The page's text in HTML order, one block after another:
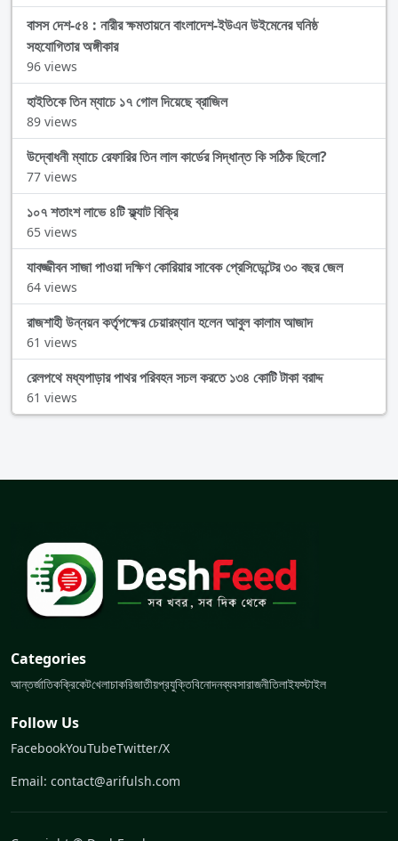
বাসস দেশ-৫৪ : নারীর ক্ষমতায়নে বাংলাদেশ-ইউএন উইমেনের ঘনিষ্ঠ
সহযোগিতার অঙ্গীকার
96 views
হাইতিকে তিন ম্যাচে ১৭ গোল দিয়েছে ব্রাজিল
89 views
উদ্বোধনী ম্যাচে রেফারির তিন লাল কার্ডের সিদ্ধান্ত কি সঠিক ছিলো?
77 views
১০৭ শতাংশ লাভে ৪টি ফ্ল্যাট বিক্রি
65 views
যাবজ্জীবন সাজা পাওয়া দক্ষিণ কোরিয়ার সাবেক প্রেসিডেন্টের ৩০ বছর জেল
64 views
রাজশাহী উন্নয়ন কর্তৃপক্ষের চেয়ারম্যান হলেন আবুল কালাম আজাদ
61 views
রেলপথে মধ্যপাড়ার পাথর পরিবহন সচল করতে ১৩৪ কোটি টাকা বরাদ্দ
61 views
Categories
আন্তর্জাতিকক্রিকেটখেলাচাকরিজাতীয়প্রযুক্তিবিনোদনব্যবসারাজনীতিলাইফস্টাইল
Follow Us
FacebookYouTubeTwitter/X
Email: contact@arifulsh.com